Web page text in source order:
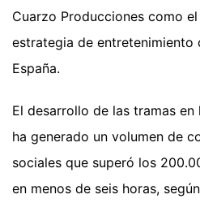
Cuarzo Producciones como
estrategia de entretenimiento
España.
El desarrollo de las tramas en
ha generado un volumen de
sociales que superó los
en menos de seis horas,